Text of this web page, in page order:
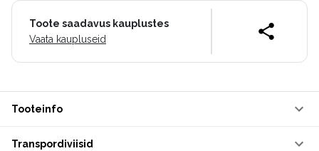
Toote saadavus kauplustes
Vaata kaupluseid
Tooteinfo
Transpordiviisid